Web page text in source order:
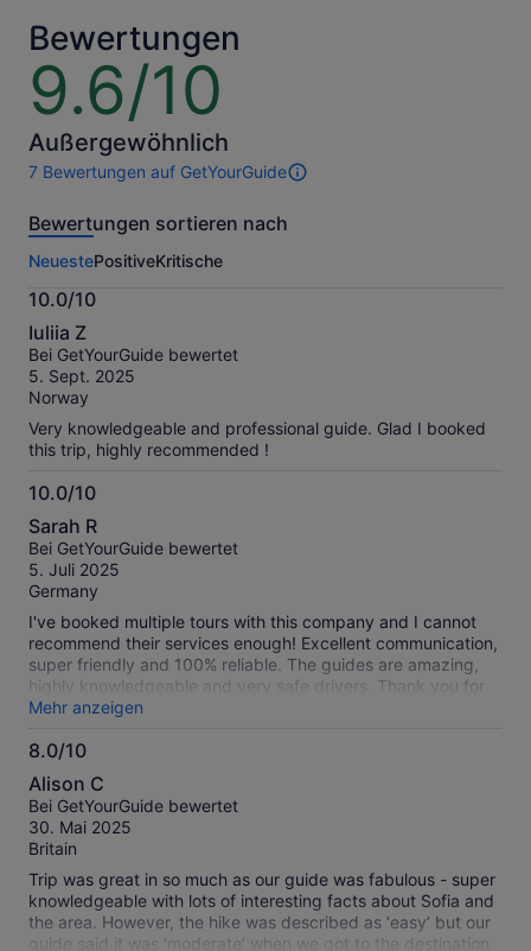
* Sichere
dir
einen
niedrigeren
Preis,
indem
du
auswählst
Bewertungen
9.6/10
9.6
von
10
Außergewöhnlich
7 Bewertungen auf GetYourGuide
7
dieser
Weitere
Informationen
zu
unseren
geprüften
Bewertungen.
Bewertungen sortieren nach
NeuestePositiveKritische
10.0/10
10.0
von
10
Iuliia Z
Bei GetYourGuide bewertet
5. Sept. 2025
Norway
Very knowledgeable and professional guide. Glad I booked
this trip, highly recommended !
10.0/10
10.0
von
10
Sarah R
Bei GetYourGuide bewertet
5. Juli 2025
Germany
I've booked multiple tours with this company and I cannot
recommend their services enough! Excellent communication,
super friendly and 100% reliable. The guides are amazing,
highly knowledgeable and very safe drivers. Thank you for
this fantastic day and unforgettable experience :)
Mehr anzeigen
8.0/10
8.0
von
10
Alison C
Bei GetYourGuide bewertet
30. Mai 2025
Britain
Trip was great in so much as our guide was fabulous - super
knowledgeable with lots of interesting facts about Sofia and
the area. However, the hike was described as ‘easy’ but our
guide said it was ‘moderate’ when we got to the destination